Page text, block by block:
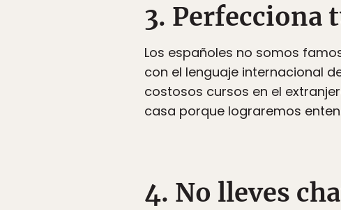
3. Perfecciona
Los españoles no somos
con el lenguaje internacional
costosos cursos en el
casa porque lograremos
4. No lleves